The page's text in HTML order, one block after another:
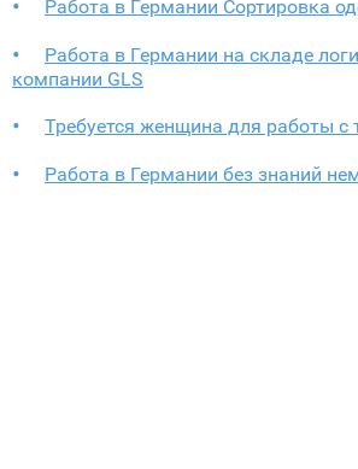
Работа в Германии Сортировка
Работа в Германии на складе
компании GLS
Требуется женщина для работы с
Работа в Германии без знаний